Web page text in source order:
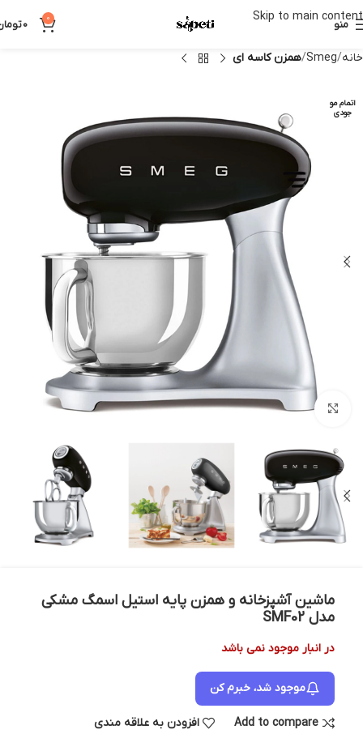
Skip to main content
منو 0
0
خانه Smeg همزن کاسه ای
اتمام مو
جودی
بزرگنمایی تصویر
ماشین آشپزخانه و همزن پایه استیل اسمگ مشکی
مدل SMF02
در انبار موجود نمی باشد
موجود شد، خبرم کن
Add to compare افزودن به علاقه مندی